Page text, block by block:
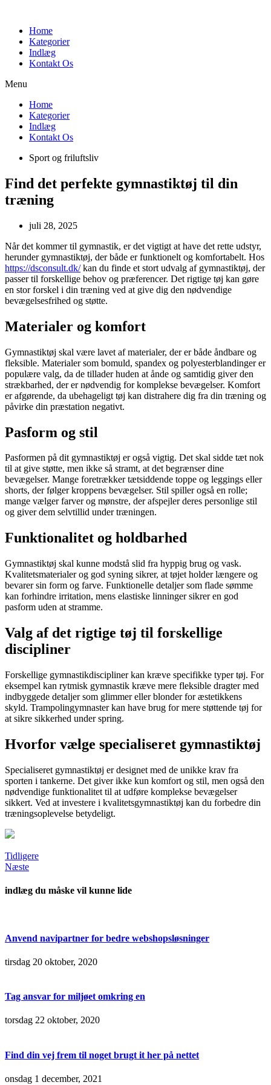
indholdHome
Kategorier
Indlæg
Kontakt Os
Menu
Home
Kategorier
Indlæg
Kontakt Os
Sport og friluftsliv
Find det perfekte gymnastiktøj til din
træning
juli 28, 2025
Når det kommer til gymnastik, er det vigtigt at have det rette udstyr,
herunder gymnastiktøj, der både er funktionelt og komfortabelt. Hos
https://dsconsult.dk/kan du finde et stort udvalg af gymnastiktøj, der
passer til forskellige behov og præferencer. Det rigtige tøj kan gøre
en stor forskel i din træning ved at give dig den nødvendige
bevægelsesfrihed og støtte.
Materialer og komfort
Gymnastiktøj skal være lavet af materialer, der er både åndbare og
fleksible. Materialer som bomuld, spandex og polyesterblandinger er
populære valg, da de tillader huden at ånde og samtidig giver den
strækbarhed, der er nødvendig for komplekse bevægelser. Komfort
er afgørende, da ubehageligt tøj kan distrahere dig fra din træning og
påvirke din præstation negativt.
Pasform og stil
Pasformen på dit gymnastiktøj er også vigtig. Det skal sidde tæt nok
til at give støtte, men ikke så stramt, at det begrænser dine
bevægelser. Mange foretrækker tætsiddende toppe og leggings eller
shorts, der følger kroppens bevægelser. Stil spiller også en rolle;
mange vælger farver og mønstre, der afspejler deres personlige stil
og giver dem selvtillid under træningen.
Funktionalitet og holdbarhed
Gymnastiktøj skal kunne modstå slid fra hyppig brug og vask.
Kvalitetsmaterialer og god syning sikrer, at tøjet holder længere og
bevarer sin form og farve. Funktionelle detaljer som flade sømme
kan forhindre irritation, mens elastiske linninger sikrer en god
pasform uden at stramme.
Valg af det rigtige tøj til forskellige
discipliner
Forskellige gymnastikdiscipliner kan kræve specifikke typer tøj. For
eksempel kan rytmisk gymnastik kræve mere fleksible dragter med
indbyggede detaljer som glimmer eller blonder for æstetikkens
skyld. Trampolingymnaster kan have brug for mere støttende tøj for
at sikre sikkerhed under spring.
Hvorfor vælge specialiseret gymnastiktøj
Specialiseret gymnastiktøj er designet med de unikke krav fra
sporten i tankerne. Det giver ikke kun komfort og stil, men også den
nødvendige funktionalitet til at udføre komplekse bevægelser
sikkert. Ved at investere i kvalitetsgymnastiktøj kan du forbedre din
træningsoplevelse betydeligt.
Tidligere
Næste
indlæg du måske vil kunne lide
Anvend navipartner for bedre webshopsløsninger
tirsdag 20 oktober, 2020
Tag ansvar for miljøet omkring en
torsdag 22 oktober, 2020
Find din vej frem til noget brugt it her på nettet
onsdag 1 december, 2021